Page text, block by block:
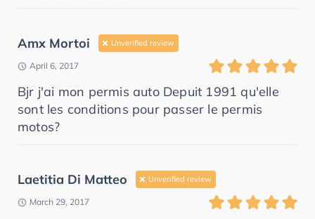
Amx Mortoi Unverified review
April 6, 2017
Bjr j'ai mon permis auto Depuit 1991 qu'elle
sont les conditions pour passer le permis
motos?
Laetitia Di Matteo Unverified review
March 29, 2017